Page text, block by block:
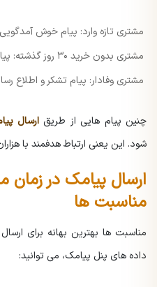
مشتری تازه وارد: پیام خوش
مشتری بدون خرید ۳۰ روز گذشته: پیام یادآوری با تخفیف بازگشت
مشتری وفادار: پیام تشکر و اطلاع
چنین پیام هایی از طریقارسال
شود. این یعنی ارتباط هدفمند با
ارسال پیامک در
مناسبت ها
مناسبت ها بهترین بهانه برای
داده های پنل پیامک، می توانید: